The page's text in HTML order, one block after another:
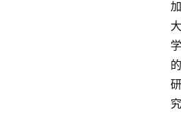
加
大
学
的
研
究